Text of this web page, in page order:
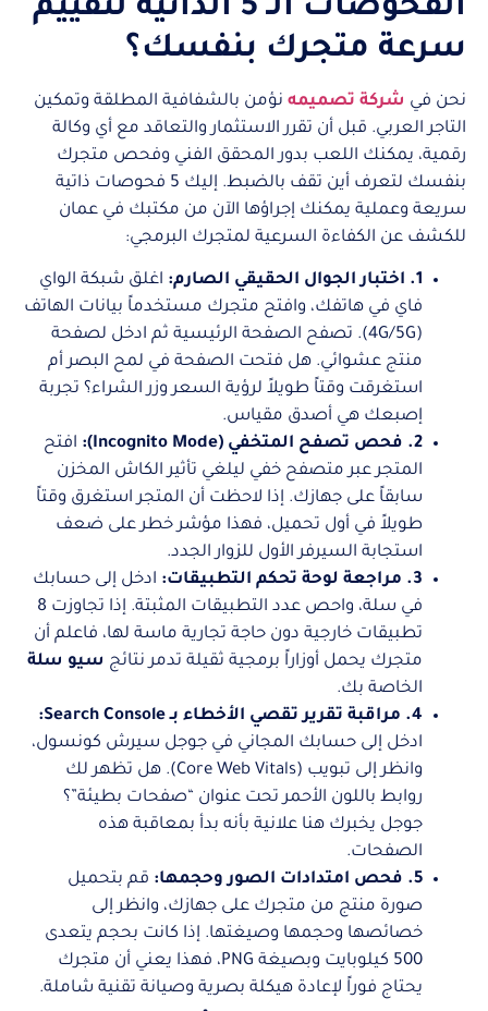
الفحوصات الـ 5 الذاتية لتقييم
سرعة متجرك بنفسك؟
نحن في شركة تصميمه نؤمن بالشفافية المطلقة وتمكين
التاجر العربي. قبل أن تقرر الاستثمار والتعاقد مع أي وكالة
رقمية، يمكنك اللعب بدور المحقق الفني وفحص متجرك
بنفسك لتعرف أين تقف بالضبط. إليك 5 فحوصات ذاتية
سريعة وعملية يمكنك إجراؤها الآن من مكتبك في عمان
للكشف عن الكفاءة السرعية لمتجرك البرمجي:
1. اختبار الجوال الحقيقي الصارم:
اغلق شبكة الواي
فاي في هاتفك، وافتح متجرك مستخدماً بيانات الهاتف
(4G/5G). تصفح الصفحة الرئيسية ثم ادخل لصفحة
منتج عشوائي. هل فتحت الصفحة في لمح البصر أم
استغرقت وقتاً طويلاً لرؤية السعر وزر الشراء؟ تجربة
إصبعك هي أصدق مقياس.
2. فحص تصفح المتخفي (Incognito Mode):
افتح
المتجر عبر متصفح خفي ليلغي تأثير الكاش المخزن
سابقاً على جهازك. إذا لاحظت أن المتجر استغرق وقتاً
طويلاً في أول تحميل، فهذا مؤشر خطر على ضعف
استجابة السيرفر الأول للزوار الجدد.
3. مراجعة لوحة تحكم التطبيقات:
ادخل إلى حسابك
في سلة، واحص عدد التطبيقات المثبتة. إذا تجاوزت 8
تطبيقات خارجية دون حاجة تجارية ماسة لها، فاعلم أن
متجرك يحمل أوزاراً برمجية ثقيلة تدمر نتائج سيو سلة
الخاصة بك.
4. مراقبة تقرير تقصي الأخطاء بـ Search Console:
ادخل إلى حسابك المجاني في جوجل سيرش كونسول،
وانظر إلى تبويب (Core Web Vitals). هل تظهر لك
روابط باللون الأحمر تحت عنوان “صفحات بطيئة”؟
جوجل يخبرك هنا علانية بأنه بدأ بمعاقبة هذه
الصفحات.
5. فحص امتدادات الصور وحجمها:
قم بتحميل
صورة منتج من متجرك على جهازك، وانظر إلى
خصائصها وحجمها وصيغتها. إذا كانت بحجم يتعدى
500 كيلوبايت وبصيغة PNG، فهذا يعني أن متجرك
يحتاج فوراً لإعادة هيكلة بصرية وصيانة تقنية شاملة.